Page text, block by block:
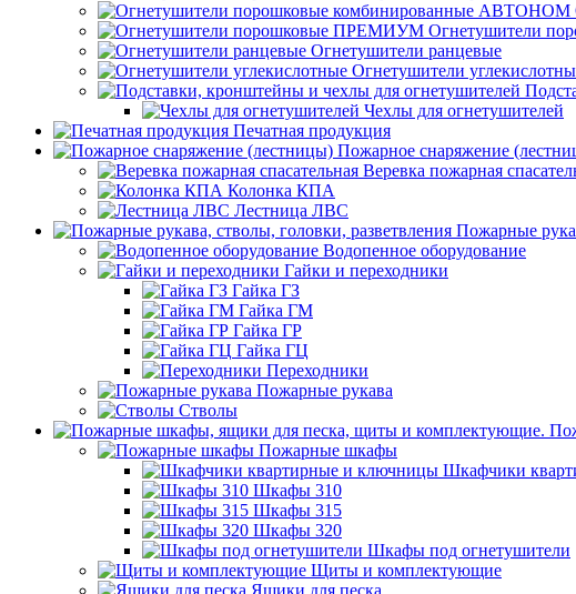
Огнетушители
Огнетушители ранцевые
Огнетушители
Чехлы для огнетушителей
Печатная продукция
Пожарное снаряжение
Веревка пожарная
Колонка КПА
Лестница ЛВС
Пожарные
Водопенное оборудование
Гайки и переходники
Гайка ГЗ
Гайка ГМ
Гайка ГР
Гайка ГЦ
Переходники
Пожарные рукава
Стволы
Пожарные шкафы
Шкафчики
Шкафы 310
Шкафы 315
Шкафы 320
Шкафы под огнетушители
Щиты и комплектующие
Ящики для песка